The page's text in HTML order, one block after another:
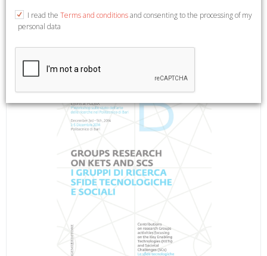
English Text. Roma, 2015; paperback, pp. 410, cm 16,5x23,5.
(Arti Visive, Architettura e Urbanistica).
I read the Terms and conditionsand consenting to the processing of my
personal data